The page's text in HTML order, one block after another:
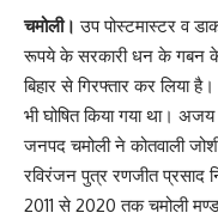
चमोली। उप पोस्टमास्टर व
रूपये के सरकारी धन के गबन
बिहार से गिरफ्तार कर लिया
भी घोषित किया गया था।
जनपद चमोली ने कोतवाली
रविरंजन पुत्र रणजीत प्रसाद
2011 से 2020 तक चमोली